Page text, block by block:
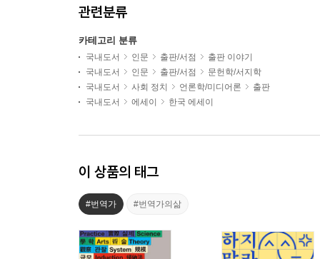
관련분류
카테고리 분류
국내도서 인문 출판/서점
출판 이야기
국내도서
인문 출판/서점
문헌학/서지학
국내도서
사회 정치 언론학/미디어론
출판
국내도서
에세이 한국 에세이
이 상품의 태그
#번역가 #번역가의삶